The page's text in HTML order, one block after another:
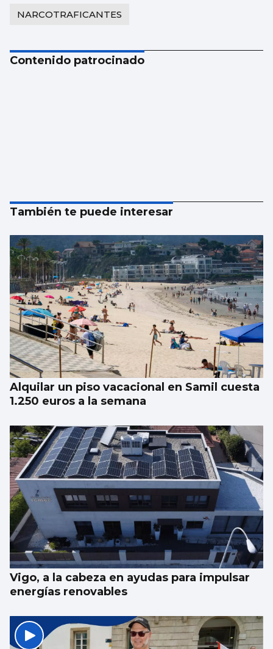
NARCOTRAFICANTES
Contenido patrocinado
También te puede interesar
Alquilar un piso vacacional en Samil cuesta
1.250 euros a la semana
Vigo, a la cabeza en ayudas para impulsar
energías renovables